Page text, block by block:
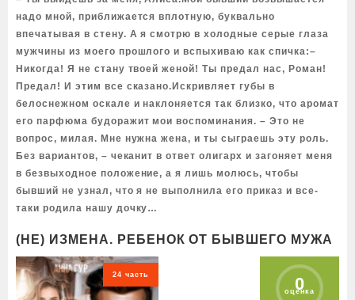
надо мной, приближается вплотную, буквально
впечатывая в стену. А я смотрю в холодные серые глаза
мужчины из моего прошлого и вспыхиваю как спичка:–
Никогда! Я не стану твоей женой! Ты предал нас, Роман!
Предал! И этим все сказано.Искривляет губы в
белоснежном оскале и наклоняется так близко, что аромат
его парфюма будоражит мои воспоминания. – Это не
вопрос, милая. Мне нужна жена, и ты сыграешь эту роль.
Без вариантов, – чеканит в ответ олигарх и загоняет меня
в безвыходное положение, а я лишь молюсь, чтобы
бывший не узнал, что я не выполнила его приказ и все-
таки родила нашу дочку…
(НЕ) ИЗМЕНА. РЕБЕНОК ОТ БЫВШЕГО МУЖА
24 часть 0
оценка